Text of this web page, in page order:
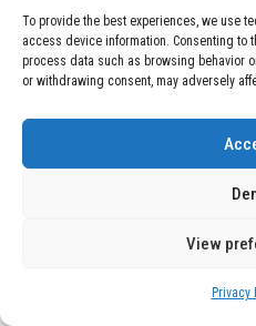
To provide the best experiences, we use
access device information. Consenting
process data such as browsing behavior
or withdrawing consent, may adversely
View
Privacy
2026
04
Devastadora
de Ancianos de